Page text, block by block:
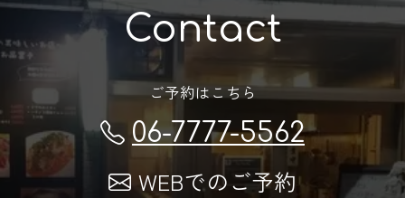
Contact
ご予約はこちら
06-7777-5562
WEBでのご予約